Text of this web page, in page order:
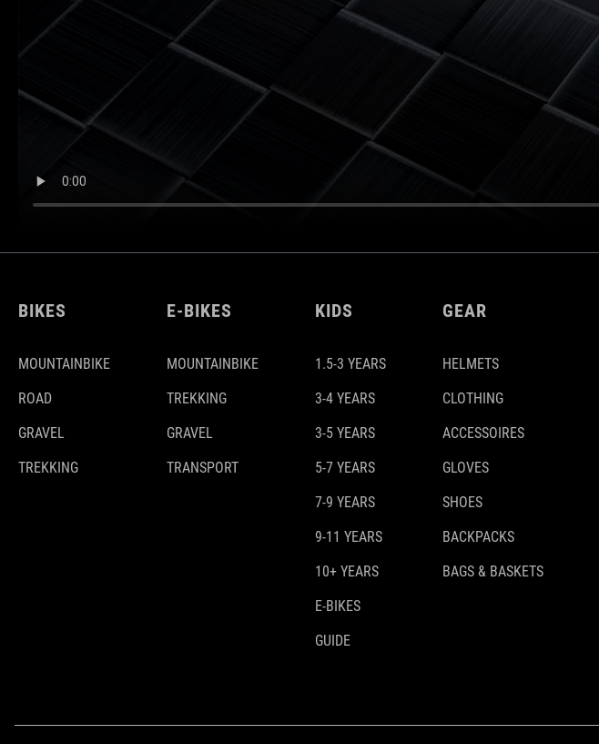
BIKES
MOUNTAINBIKE
ROAD
GRAVEL
TREKKING
E-BIKES
MOUNTAINBIKE
TREKKING
GRAVEL
TRANSPORT
KIDS
1.5-3 YEARS
3-4 YEARS
3-5 YEARS
5-7 YEARS
7-9 YEARS
9-11 YEARS
10+ YEARS
E-BIKES
GUIDE
GEAR
HELMETS
CLOTHING
ACCESSOIRES
GLOVES
SHOES
BACKPACKS
BAGS & BASKETS